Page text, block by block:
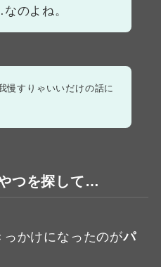
のよね。
慢すりゃいいだけの話に
つを探して…
かけになったのがパ